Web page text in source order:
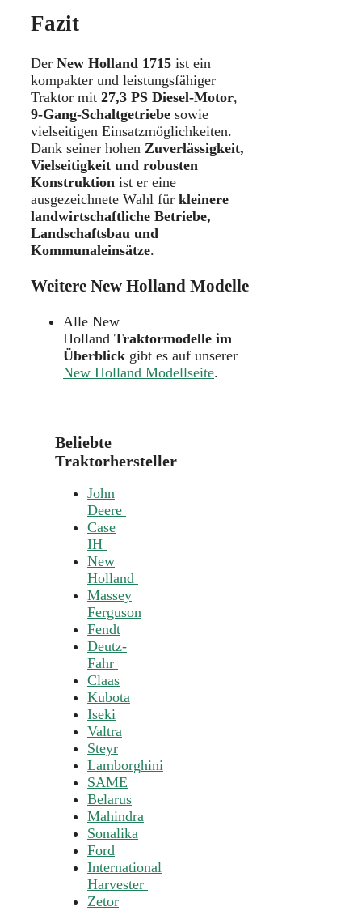
Fazit
Der New Holland 1715 ist ein
kompakter und leistungsfähiger
Traktor mit 27,3 PS Diesel-Motor,
9-Gang-Schaltgetriebe sowie
vielseitigen Einsatzmöglichkeiten.
Dank seiner hohen Zuverlässigkeit,
Vielseitigkeit und robusten
Konstruktion ist er eine
ausgezeichnete Wahl für kleinere
landwirtschaftliche Betriebe,
Landschaftsbau und
Kommunaleinsätze.
Weitere New Holland Modelle
Alle New
Holland Traktormodelle im
Überblick gibt es auf unserer
New Holland Modellseite.
Beliebte
Traktorhersteller
John
Deere
Case
IH
New
Holland
Massey
Ferguson
Fendt
Deutz-
Fahr
Claas
Kubota
Iseki
Valtra
Steyr
Lamborghini
SAME
Belarus
Mahindra
Sonalika
Ford
International
Harvester
Zetor